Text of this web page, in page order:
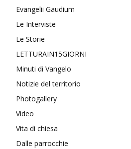
Evangelii Gaudium
Le Interviste
Le Storie
LETTURAIN15GIORNI
Minuti di Vangelo
Notizie del territorio
Photogallery
Video
Vita di chiesa
Dalle parrocchie